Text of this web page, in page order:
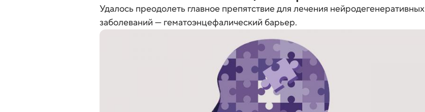
Удалось преодолеть главное препятствие для лечения нейродегенеративных
заболеваний — гематоэнцефалический барьер.